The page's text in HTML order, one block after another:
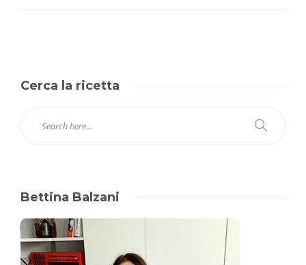
Cerca la ricetta
Bettina Balzani